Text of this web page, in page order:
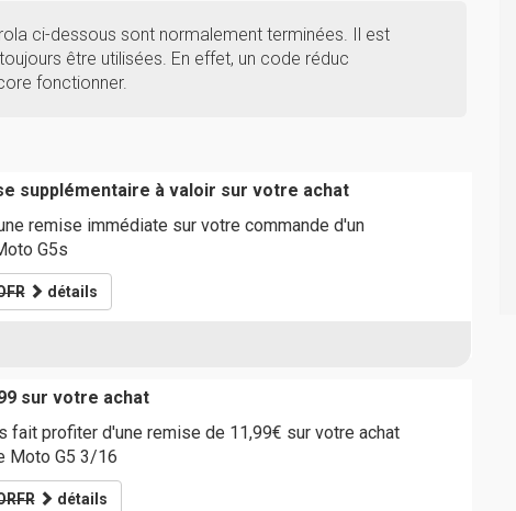
ci-dessous sont normalement terminées. Il est
être utilisées. En effet, un code réduc
fonctionner.
supplémentaire à valoir sur votre achat
remise immédiate sur votre commande d'un
G5s
détails
sur votre achat
fait profiter d'une remise de 11,99€ sur votre achat
Moto G5 3/16
détails